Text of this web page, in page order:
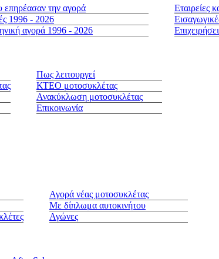
επηρέασαν την αγορά
1996 - 2026
αγορά 1996 - 2026
Εταιρείες
Πως λειτουργεί
ΚΤΕΟ μοτοσυκλέτας
Ανακύκλωση μοτοσυκλέτας
Επικοινωνία
Αγορά νέας μοτοσυκλέτας
Με δίπλωμα αυτοκινήτου
Αγώνες